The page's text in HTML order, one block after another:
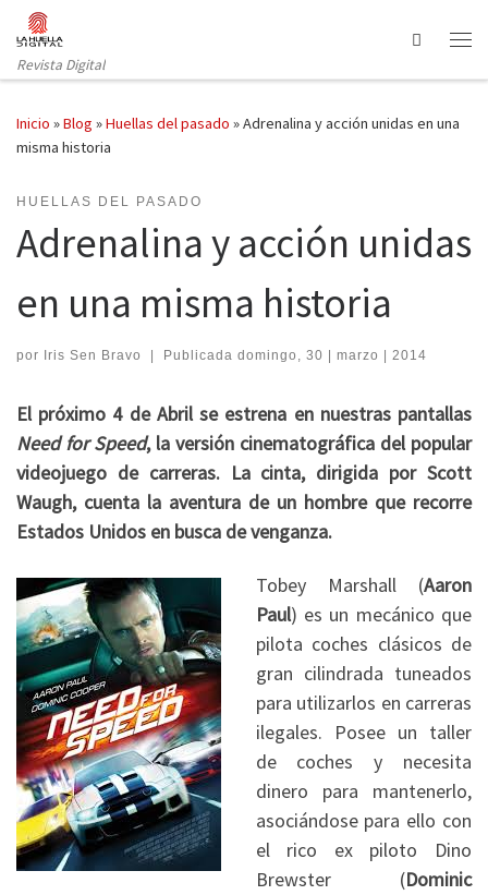
Saltar al contenido
Revista Digital
Search
Inicio »Blog »Huellas del pasado »Adrenalina y acción unidas en una
misma historia
HUELLAS DEL PASADO
Adrenalina y acción unidas
en una misma historia
por Iris Sen Bravo | Publicada domingo, 30 | marzo | 2014
El próximo 4 de Abril se estrena en nuestras pantallas
Need for Speed, la versión cinematográfica del popular
videojuego de carreras. La cinta, dirigida por Scott
Waugh, cuenta la aventura de un hombre que recorre
Estados Unidos en busca de venganza.
Tobey Marshall (Aaron
Paul) es un mecánico que
pilota coches clásicos de
gran cilindrada tuneados
para utilizarlos en carreras
ilegales. Posee un taller
de coches y necesita
dinero para mantenerlo,
asociándose para ello con
el rico ex piloto Dino
Brewster (Dominic